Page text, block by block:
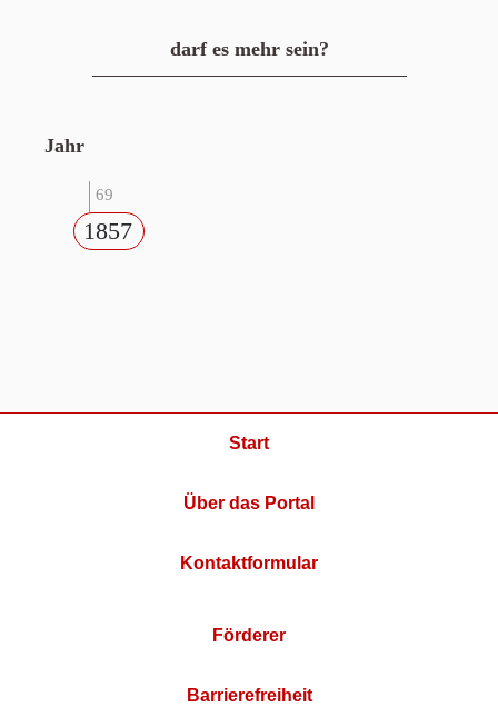
darf es mehr sein?
Jahr
69
1857
Start
Über das Portal
Kontaktformular
Förderer
Barrierefreiheit